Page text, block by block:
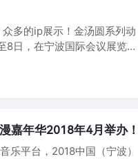
多的ip展示！金汤圆系列动
8日，在宁波国际会议展览中
嘉年华2018年4月举办！
乐平台，2018中国（宁波）